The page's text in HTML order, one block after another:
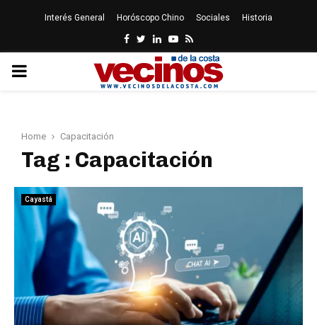
Interés General Horóscopo Chino Sociales Historia
Facebook
Twitter
LinkedinYoutube
Rss
PRIMARY
Home Capacitación
Tag : Capacitación
Cayastá